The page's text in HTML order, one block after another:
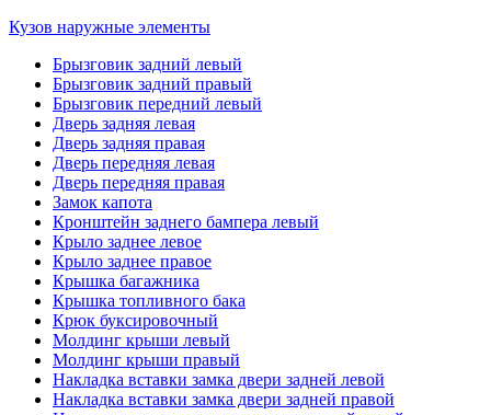
Кузов наружные элементы
Брызговик задний левый
Брызговик задний правый
Брызговик передний левый
Дверь задняя левая
Дверь задняя правая
Дверь передняя левая
Дверь передняя правая
Замок капота
Кронштейн заднего бампера левый
Крыло заднее левое
Крыло заднее правое
Крышка багажника
Крышка топливного бака
Крюк буксировочный
Молдинг крыши левый
Молдинг крыши правый
Накладка вставки замка двери задней левой
Накладка вставки замка двери задней правой